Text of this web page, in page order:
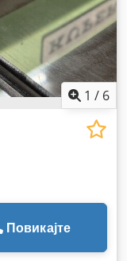
1 / 6
Повикајте